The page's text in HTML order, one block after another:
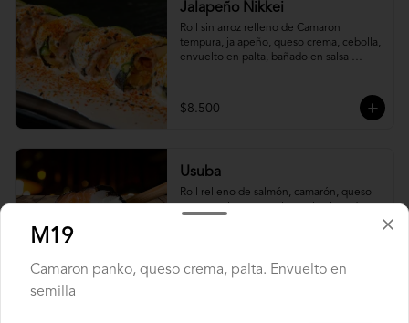
Jalapeño Nikkei
Roll sin arroz relleno de Camaron
tempura, jalapeño, queso crema, cebolla,
envuelto en palta, bañado en salsa
$8.500
Usuba
Roll relleno de salmón, camarón, queso
crema y plata, envuelto en laminas de
$8.900
M19
Camaron panko, queso crema, palta. Envuelto en
semilla